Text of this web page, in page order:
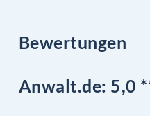
Bewertungen
Anwalt.de: 5,0